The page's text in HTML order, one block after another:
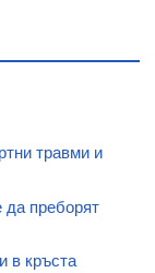
травми и
да преборят
в кръста